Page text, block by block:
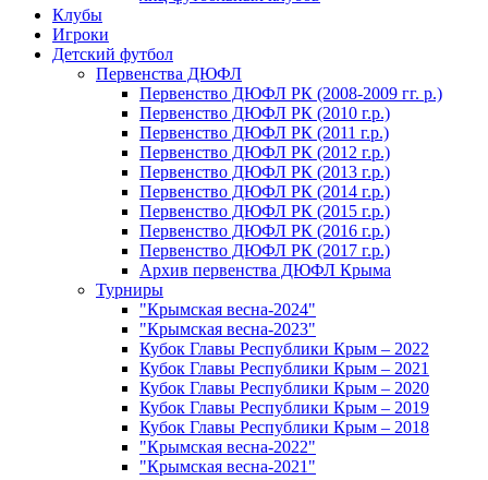
Клубы
Игроки
Детский футбол
Первенства ДЮФЛ
Первенство ДЮФЛ РК (2008-2009 гг. р.)
Первенство ДЮФЛ РК (2010 г.р.)
Первенство ДЮФЛ РК (2011 г.р.)
Первенство ДЮФЛ РК (2012 г.р.)
Первенство ДЮФЛ РК (2013 г.р.)
Первенство ДЮФЛ РК (2014 г.р.)
Первенство ДЮФЛ РК (2015 г.р.)
Первенство ДЮФЛ РК (2016 г.р.)
Первенство ДЮФЛ РК (2017 г.р.)
Архив первенства ДЮФЛ Крыма
Турниры
"Крымская весна-2024"
"Крымская весна-2023"
Кубок Главы Республики Крым – 2022
Кубок Главы Республики Крым – 2021
Кубок Главы Республики Крым – 2020
Кубок Главы Республики Крым – 2019
Кубок Главы Республики Крым – 2018
"Крымская весна-2022"
"Крымская весна-2021"